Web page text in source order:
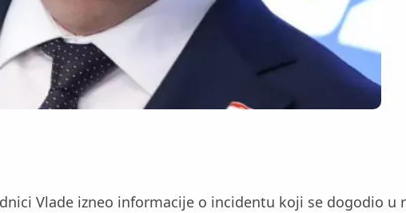
Vlade izneo informacije o incidentu koji se dogodio u